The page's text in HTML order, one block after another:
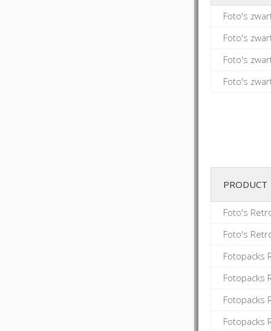
Foto's
Foto's
Foto's
Foto's
PRODUCT
Foto's
Foto's
Fotopacks
Fotopacks
Fotopacks
Fotopacks